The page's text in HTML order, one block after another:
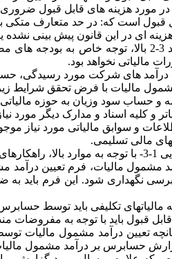
در مورد هزینه های قابل قبول
قبول است که: در حد متعارف متکی
ای در این قانون پیش بینی نشده
4-2- با عنایت به بند 3-2 بالا،
مالیاتی نخواهد بود.
و حساب سود وزیان به حوزه
و کلیه اسناد و مدارک دیگر مورد
و سوابق مالیاتی مورد نیاز
مالی تسلیمی.
نگهداری شود. این فرم
تکلیفی باید توسط
مندرج در بند 2، به ویژه بند 2-2- و رهنمودهای ارایه شده در پیوست شماره 3 این
تعیین درآمد مشمول مالیات توسط
مشمول مالیات) امکانپذیر نباشد، با موضوع طبق بند 3 بخشنامه